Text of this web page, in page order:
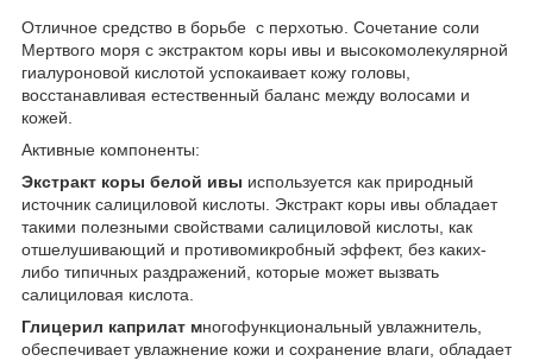
Отличное средство в борьбе с перхотью. Сочетание соли
Мертвого моря с экстрактом коры ивы и высокомолекулярной
гиалуроновой кислотой успокаивает кожу головы,
восстанавливая естественный баланс между волосами и
кожей.
Активные компоненты:
Экстракт коры белой ивы используется как природный
источник салициловой кислоты. Экстракт коры ивы обладает
такими полезными свойствами салициловой кислоты, как
отшелушивающий и противомикробный эффект, без каких-
либо типичных раздражений, которые может вызвать
салициловая кислота.
Глицерил каприлат многофункциональный увлажнитель,
обеспечивает увлажнение кожи и сохранение влаги, обладает